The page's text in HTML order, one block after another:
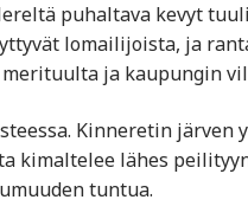
puhaltava kevyt
lomailijoista, ja
ja kaupungin
Kinneretin järven
kimaltelee lähes
tuntua.